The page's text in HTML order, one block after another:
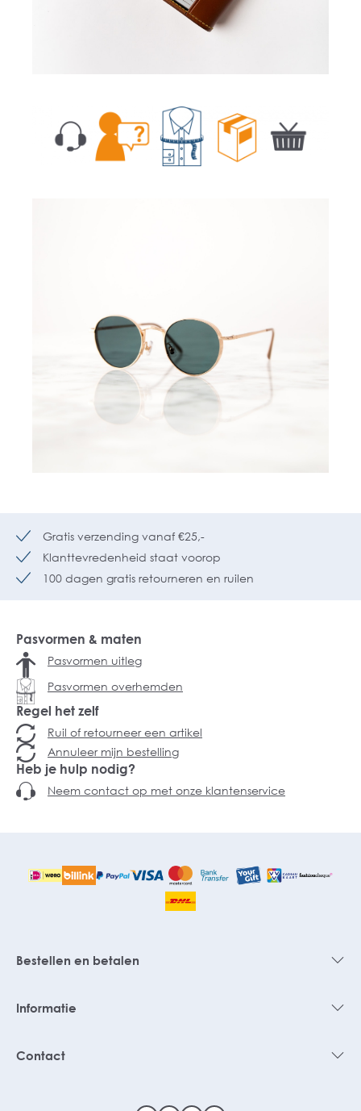
Gratis verzending vanaf €25,-
Klanttevredenheid staat voorop
100 dagen gratis retourneren en ruilen
Pasvormen & maten
Pasvormen uitleg
Pasvormen overhemden
Regel het zelf
Ruil of retourneer een artikel
Annuleer mijn bestelling
Heb je hulp nodig?
Neem contact op met onze klantenservice
Bestellen en betalen
Informatie
Contact